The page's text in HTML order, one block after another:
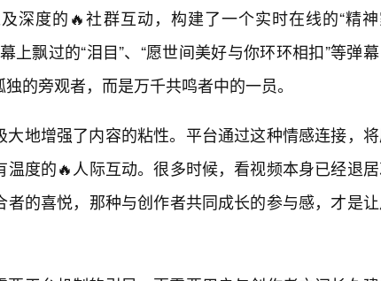
深度的🔥社群互动，构建了一个实时在线的“精
飘过的“泪目”、“愿世间美好与你环环相扣”等弹幕
的旁观者，而是万千共鸣者中的一员。
地增强了内容的粘性。平台通过这种情感连接，
度的🔥人际互动。很多时候，看视频本身已经退
的喜悦，那种与创作者共同成长的参与感，才是